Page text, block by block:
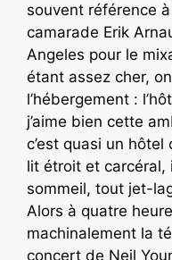
souvent référence à
camarade Erik
Angeles pour le
étant assez cher,
l’hébergement :
j’aime bien cette
c’est quasi un
lit étroit et
sommeil, tout jet-
Alors à quatre
machinalement la
concert de Neil